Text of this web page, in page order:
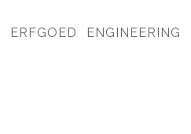
ERFGOED ENGINEERING